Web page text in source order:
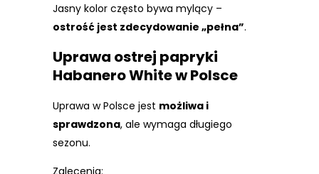
Jasny kolor często bywa mylący –
ostrość jest zdecydowanie „pełna”.
Uprawa ostrej papryki
Habanero White w Polsce
Uprawa w Polsce jest możliwa i
sprawdzona, ale wymaga długiego
sezonu.
Zalecenia: